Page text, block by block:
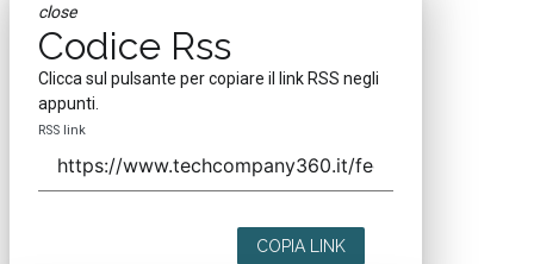
close
Codice Rss
Clicca sul pulsante per copiare il link RSS negli
appunti.
RSS link
COPIA LINK